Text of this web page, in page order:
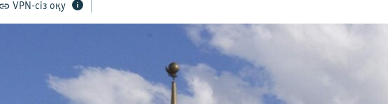
VPN-сіз оқу